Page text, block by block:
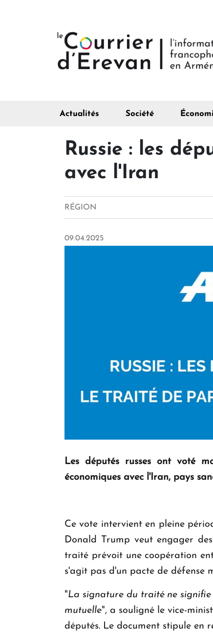
Actualités Société
Russie : les
avec l'Iran
RÉGION
09.04.2025
Les députés russes ont voté
économiques avec l'Iran, pays
Ce vote intervient en pleine
Donald Trump veut engager
traité prévoit une coopération
s'agit pas d'un pacte de défense
"La signature du traité ne
mutuelle", a souligné le vice-
députés. Le document stipule en